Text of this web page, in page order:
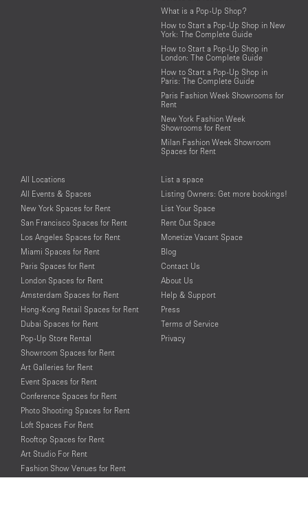
What is a Pop-Up Shop?
How to Start a Pop-Up Shop in New
York: The Complete Guide
How to Start a Pop-Up Shop in
London: The Complete Guide
How to Start a Pop-Up Shop in
Paris: The Complete Guide
Paris Fashion Week Showrooms for
Rent
New York Fashion Week
Showrooms for Rent
Milan Fashion Week Showroom
Spaces for Rent
All Locations
All Events & Spaces
New York Spaces for Rent
San Francisco Spaces for Rent
Los Angeles Spaces for Rent
Miami Spaces for Rent
Paris Spaces for Rent
London Spaces for Rent
Amsterdam Spaces for Rent
Hong-Kong Retail Spaces for Rent
Dubai Spaces for Rent
Pop-Up Store Rental
Showroom Spaces for Rent
Art Galleries for Rent
Event Spaces for Rent
Conference Spaces for Rent
Photo Shooting Spaces for Rent
Loft Spaces For Rent
Rooftop Spaces for Rent
Art Studio For Rent
Fashion Show Venues for Rent
List a space
Listing Owners: Get more bookings!
List Your Space
Rent Out Space
Monetize Vacant Space
Blog
Contact Us
About Us
Help & Support
Press
Terms of Service
Privacy